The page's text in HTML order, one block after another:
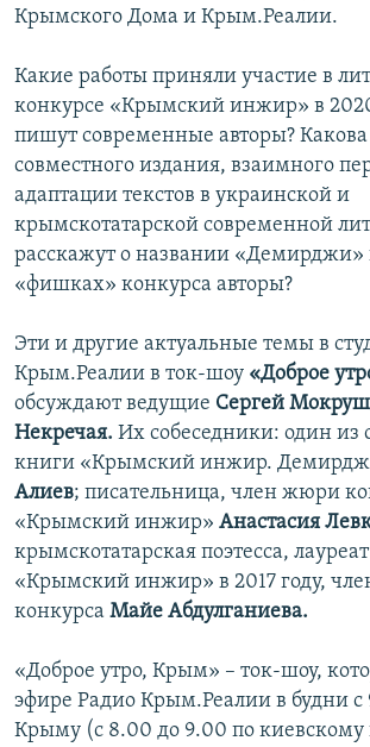
Крымского Дома и Крым.Реалии.
Какие работы приняли участие в
конкурсе «Крымский инжир» в
пишут современные авторы?
совместного издания, взаимного
адаптации текстов в украинской и
крымскотатарской современной
расскажут о названии «Демирджи»
«фишках» конкурса авторы?
Эти и другие актуальные темы в
Крым.Реалии в ток-шоу «Доброе
обсуждают ведущие Сергей
Некречая. Их собеседники: один из
книги «Крымский инжир.
Алиев; писательница, член жюри
«Крымский инжир» Анастасия
крымскотатарская поэтесса,
«Крымский инжир» в 2017 году,
конкурса Майе Абдулганиева.
«Доброе утро, Крым» – ток-шоу,
эфире Радио Крым.Реалии в будни с
Крыму (с 8.00 до 9.00 по